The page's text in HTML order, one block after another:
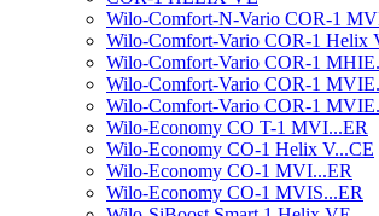
Wilo-Comfort-N-Vario COR-1
Wilo-Comfort-Vario COR-1 Helix
Wilo-Comfort-Vario COR-1
Wilo-Comfort-Vario COR-1
Wilo-Comfort-Vario COR-1
Wilo-Economy CO T-1 MVI...ER
Wilo-Economy CO-1 Helix V...CE
Wilo-Economy CO-1 MVI...ER
Wilo-Economy CO-1 MVIS...ER